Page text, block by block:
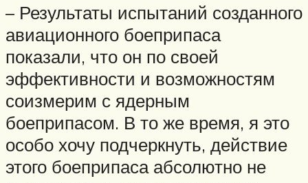
– Результаты испытаний созданного
авиационного боеприпаса
показали, что он по своей
эффективности и возможностям
соизмерим с ядерным
боеприпасом. В то же время, я это
особо хочу подчеркнуть, действие
этого боеприпаса абсолютно не